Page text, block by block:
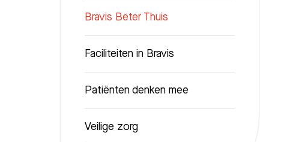
Bravis Beter Thuis
Faciliteiten in Bravis
Patiënten denken mee
Veilige zorg